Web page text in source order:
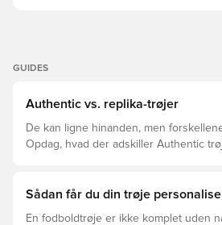
GUIDES
Authentic vs. replika-trøjer
De kan ligne hinanden, men
Opdag, hvad der adskiller Authentic
Sådan får du din trøje
En fodboldtrøje er ikke komplet uden